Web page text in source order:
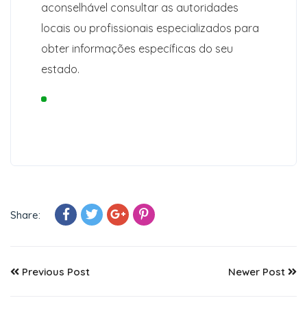
aconselhável consultar as autoridades
locais ou profissionais especializados para
obter informações específicas do seu
estado.
Share:
Previous Post Newer Post